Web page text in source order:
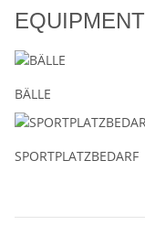
EQUIPMENT
BÄLLE
SPORTPLATZBEDARF